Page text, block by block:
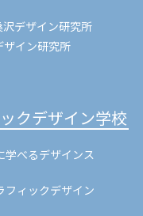
沢デザイン研究所
ザイン研究所
クデザイン学校
学べるデザインス
フィックデザイン